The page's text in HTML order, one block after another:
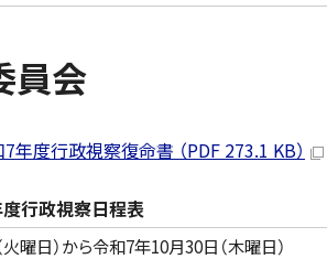
員会
度行政視察復命書 （PDF 273.1 KB）
行政視察日程表
曜日）から令和7年10月30日（木曜日）